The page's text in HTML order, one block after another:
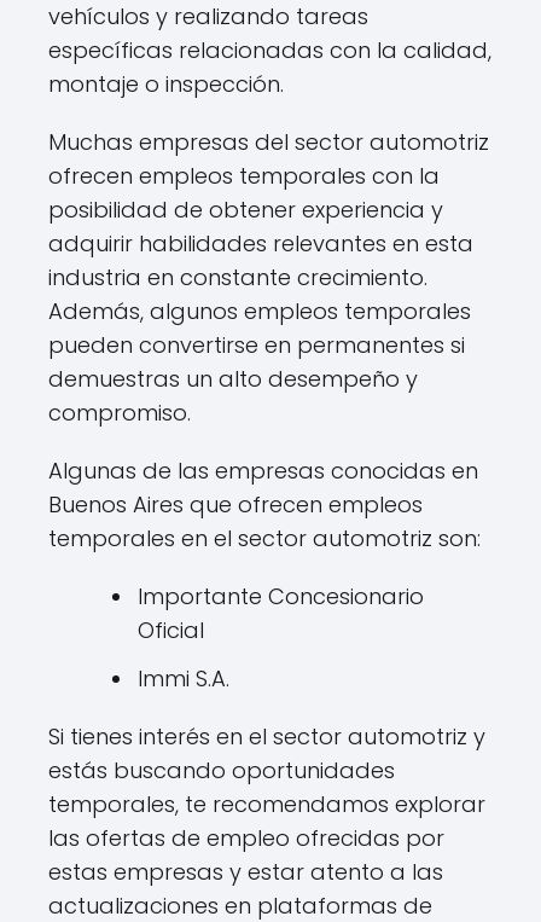
vehículos y realizando tareas
específicas relacionadas con la calidad,
montaje o inspección.
Muchas empresas del sector automotriz
ofrecen empleos temporales con la
posibilidad de obtener experiencia y
adquirir habilidades relevantes en esta
industria en constante crecimiento.
Además, algunos empleos temporales
pueden convertirse en permanentes si
demuestras un alto desempeño y
compromiso.
Algunas de las empresas conocidas en
Buenos Aires que ofrecen empleos
temporales en el sector automotriz son:
Importante Concesionario
Oficial
Immi S.A.
Si tienes interés en el sector automotriz y
estás buscando oportunidades
temporales, te recomendamos explorar
las ofertas de empleo ofrecidas por
estas empresas y estar atento a las
actualizaciones en plataformas de